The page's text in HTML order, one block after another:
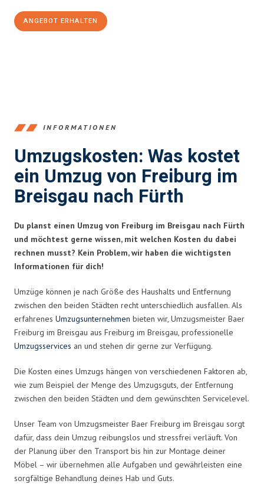
ANGEBOT ERHALTEN
INFORMATIONEN
Umzugskosten: Was kostet
ein Umzug von Freiburg im
Breisgau nach Fürth
Du planst einen Umzug von Freiburg im Breisgau nach Fürth
und möchtest gerne wissen, mit welchen Kosten du dabei
rechnen musst? Kein Problem, wir haben die wichtigsten
Informationen für dich!
Umzüge können je nach Größe des Haushalts und Entfernung
zwischen den beiden Städten recht unterschiedlich ausfallen. Als
erfahrenes Umzugsunternehmen bieten wir, Umzugsmeister Baer
Freiburg im Breisgau aus Freiburg im Breisgau, professionelle
Umzugsservices an und stehen dir gerne zur Verfügung.
Die Kosten eines Umzugs hängen von verschiedenen Faktoren ab,
wie zum Beispiel der Menge des Umzugsguts, der Entfernung
zwischen den beiden Städten und dem gewünschten Servicelevel.
Unser Team von Umzugsmeister Baer Freiburg im Breisgau sorgt
dafür, dass dein Umzug reibungslos und stressfrei verläuft. Von
der Planung über den Transport bis hin zur Montage deiner
Möbel – wir übernehmen alle Aufgaben und gewährleisten eine
sorgfältige Behandlung deines Hab und Guts.